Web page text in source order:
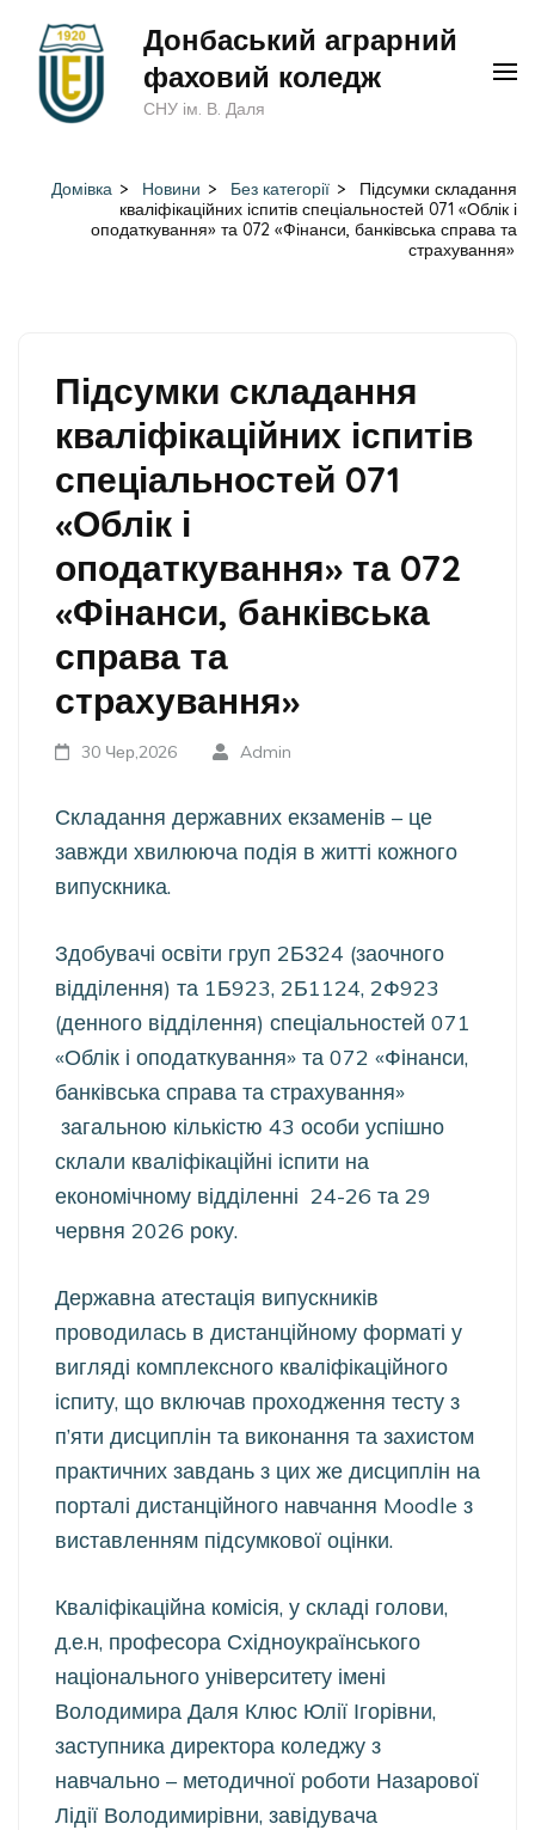
(натисніть
Донбаський аграрний
фаховий коледж
СНУ ім. В. Даля
Домівка > Новини > Без категорії >
Підсумки складання
кваліфікаційних іспитів спеціальностей 071 «Облік і
оподаткування» та 072 «Фінанси, банківська справа та
страхування»
Підсумки складання
кваліфікаційних іспитів
спеціальностей 071
«Облік і
оподаткування» та 072
«Фінанси, банківська
справа та
страхування»
30 Чер,2026 Admin
Складання державних екзаменів – це
завжди хвилююча подія в житті кожного
випускника.
Здобувачі освіти груп 2БЗ24 (заочного
відділення) та 1Б923, 2Б1124, 2Ф923
(денного відділення) спеціальностей 071
«Облік і оподаткування» та 072 «Фінанси,
банківська справа та страхування»
загальною кількістю 43 особи успішно
склали кваліфікаційні іспити на
економічному відділенні 24-26 та 29
червня 2026 року.
Державна атестація випускників
проводилась в дистанційному форматі у
вигляді комплексного кваліфікаційного
іспиту, що включав проходження тесту з
п’яти дисциплін та виконання та захистом
практичних завдань з цих же дисциплін на
порталі дистанційного навчання Moodle з
виставленням підсумкової оцінки.
Кваліфікаційна комісія, у складі голови,
д.е.н, професора Східноукраїнського
національного університету імені
Володимира Даля Клюс Юлії Ігорівни,
заступника директора коледжу з
навчально – методичної роботи Назарової
Лідії Володимирівни, завідувача